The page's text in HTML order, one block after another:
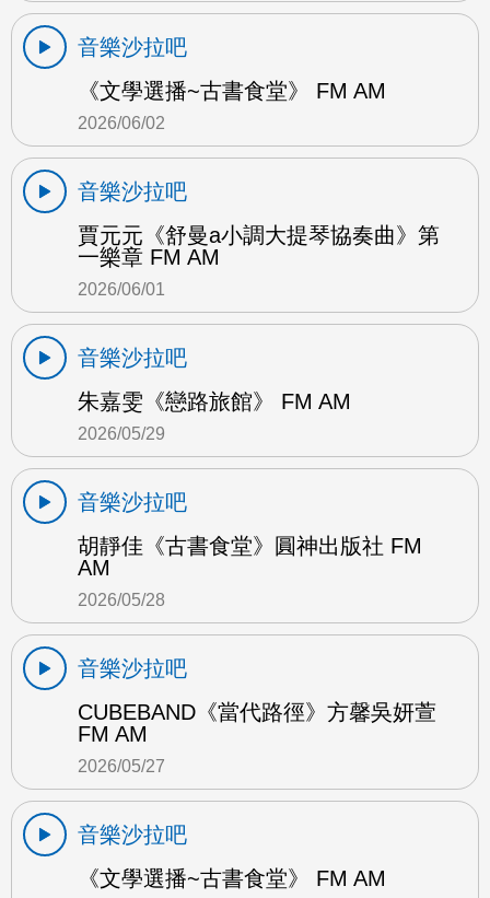
音樂沙拉吧
《文學選播~古書食堂》 FM AM
2026/06/02
音樂沙拉吧
賈元元《舒曼a小調大提琴協奏曲》第
一樂章 FM AM
2026/06/01
音樂沙拉吧
朱嘉雯《戀路旅館》 FM AM
2026/05/29
音樂沙拉吧
胡靜佳《古書食堂》圓神出版社 FM
AM
2026/05/28
音樂沙拉吧
CUBEBAND《當代路徑》方馨吳妍萱
FM AM
2026/05/27
音樂沙拉吧
《文學選播~古書食堂》 FM AM